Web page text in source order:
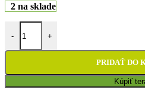
2 na sklade
- +
PRIDAŤ DO
Kúpiť